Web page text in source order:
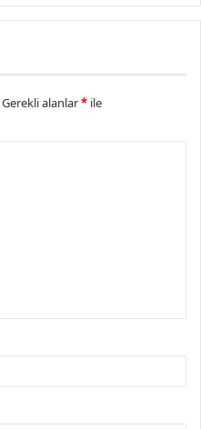
Gerekli alanlar* ile